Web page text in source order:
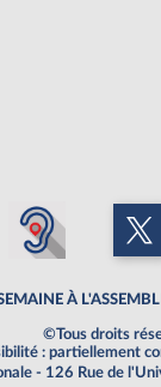
À
©Tous droits
: partiellement
- 126 Rue de